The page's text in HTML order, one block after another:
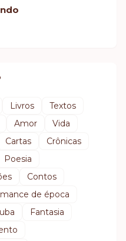
Livros
Textos
Amor
Vida
Cartas
Crônicas
Poesia
Contos
de época
Fantasia